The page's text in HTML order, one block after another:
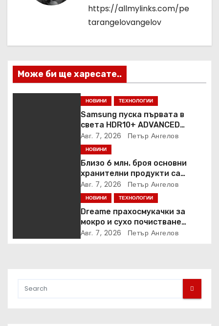
https://allmylinks.com/pe
tarangelovangelov
Може би ще харесате..
НОВИНИ ТЕХНОЛОГИИ
Samsung пуска първата в
света HDR10+ ADVANCED
стрийминг услуга в Prime
Video
Авг. 7, 2026 Петър Ангелов
НОВИНИ
Близо 6 млн. броя основни
хранителни продукти са
закупени от „Кошница с
грижа“ в Kaufland от старта на
кампанията
Авг. 7, 2026 Петър Ангелов
НОВИНИ ТЕХНОЛОГИИ
Dreame прахосмукачки за
мокро и сухо почистване
надхвърлиха 2 000 патентни
Авг. 7, 2026 Петър Ангелов